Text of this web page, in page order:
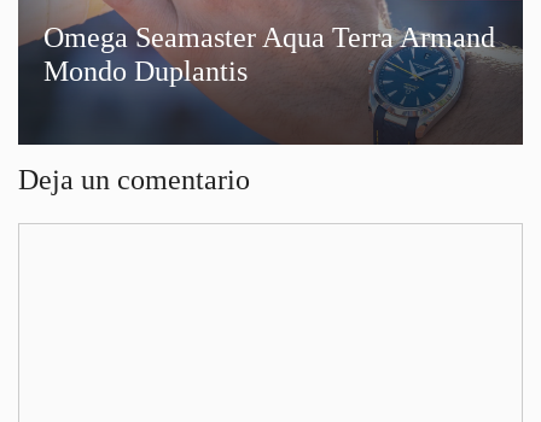
Omega Seamaster Aqua Terra Armand
Mondo Duplantis
Deja un comentario